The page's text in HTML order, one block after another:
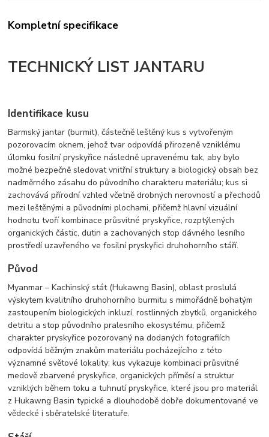
Kompletní specifikace
TECHNICKÝ LIST JANTARU
Identifikace kusu
Barmský jantar (burmit), částečně leštěný kus s vytvořeným
pozorovacím oknem, jehož tvar odpovídá přirozeně vzniklému
úlomku fosilní pryskyřice následně upravenému tak, aby bylo
možné bezpečně sledovat vnitřní struktury a biologický obsah bez
nadměrného zásahu do původního charakteru materiálu; kus si
zachovává přírodní vzhled včetně drobných nerovností a přechodů
mezi leštěnými a původními plochami, přičemž hlavní vizuální
hodnotu tvoří kombinace průsvitné pryskyřice, rozptýlených
organických částic, dutin a zachovaných stop dávného lesního
prostředí uzavřeného ve fosilní pryskyřici druhohorního stáří.
Původ
Myanmar – Kachinský stát (Hukawng Basin), oblast proslulá
výskytem kvalitního druhohorního burmitu s mimořádně bohatým
zastoupením biologických inkluzí, rostlinných zbytků, organického
detritu a stop původního pralesního ekosystému, přičemž
charakter pryskyřice pozorovaný na dodaných fotografiích
odpovídá běžným znakům materiálu pocházejícího z této
významné světové lokality; kus vykazuje kombinaci průsvitné
medově zbarvené pryskyřice, organických příměsí a struktur
vzniklých během toku a tuhnutí pryskyřice, které jsou pro materiál
z Hukawng Basin typické a dlouhodobě dobře dokumentované ve
vědecké i sběratelské literatuře.